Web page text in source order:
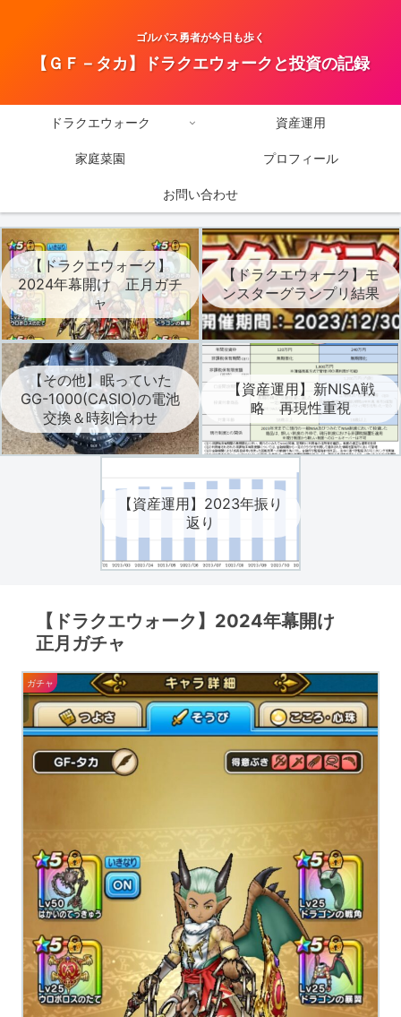
ゴルパス勇者が今日も歩く
【ＧＦ－タカ】ドラクエウォークと投資の記録
ドラクエウォーク 資産運用
家庭菜園 プロフィール
お問い合わせ
【ドラクエウォーク】
2024年幕開け 正月ガチ
ャ
【ドラクエウォーク】モ
ンスターグランプリ結果
【その他】眠っていた
GG-1000(CASIO)の電池
交換＆時刻合わせ
【資産運用】新NISA戦
略 再現性重視
【資産運用】2023年振り
返り
【ドラクエウォーク】2024年幕開け
正月ガチャ
ガチャ